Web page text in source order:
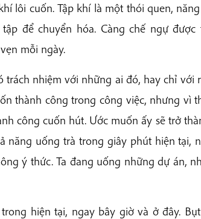
lôi cuốn. Tập khí là một thói quen,
để chuyển hóa. Càng chế ngự
mỗi ngày.
trách nhiệm với những ai đó, hay chỉ với
thành công trong công việc, nhưng vì
công cuốn hút. Ước muốn ấy sẽ trở
năng uống trà trong giây phút hiện tại,
ý thức. Ta đang uống những dự án,
hiện tại, ngay bây giờ và ở đây.